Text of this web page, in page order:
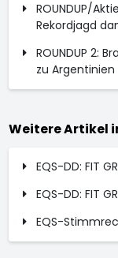
ROUNDUP/
Rekordjagd
ROUNDUP 2:
zu Argentinien
Weitere Artikel
EQS-DD: FIT
EQS-DD: FIT
EQS-